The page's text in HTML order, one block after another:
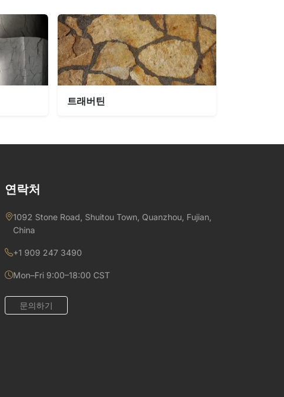
트래버틴
연락처
1092 Stone Road, Shuitou Town, Quanzhou, Fujian,
China
+1 909 247 3490
Mon–Fri 9:00–18:00 CST
문의하기